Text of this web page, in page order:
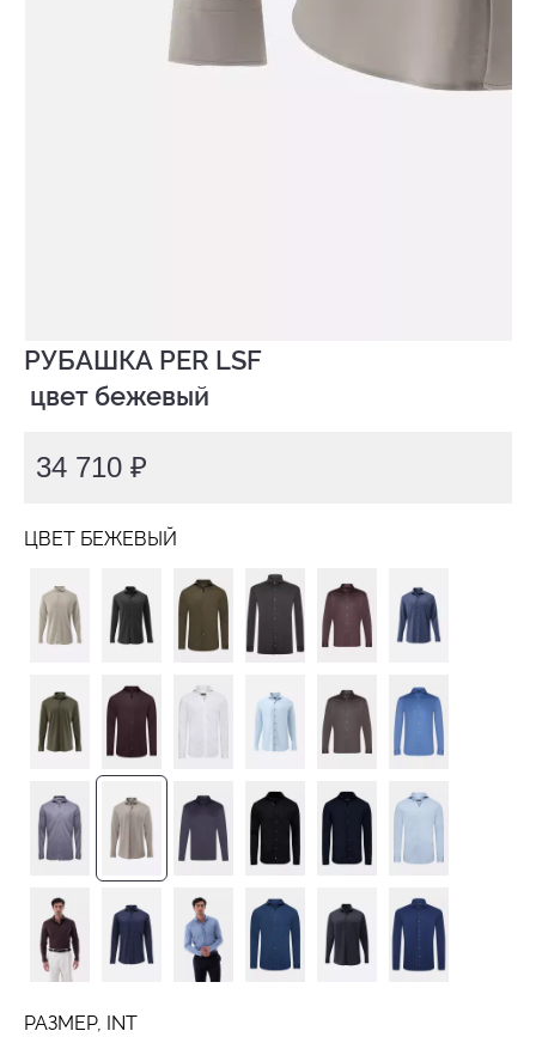
РУБАШКА PER LSF
цвет бежевый
34 710 ₽
ЦВЕТ БЕЖЕВЫЙ
РАЗМЕР, INT